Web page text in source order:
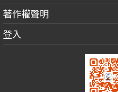
著作權聲明
登入